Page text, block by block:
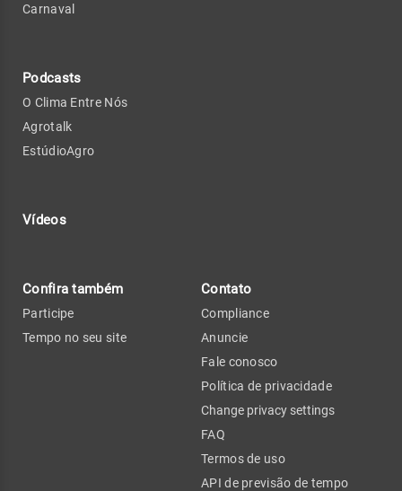
Carnaval
Podcasts
O Clima Entre Nós
Agrotalk
EstúdioAgro
Vídeos
Confira também
Participe
Tempo no seu site
Contato
Compliance
Anuncie
Fale conosco
Política de privacidade
Change privacy settings
FAQ
Termos de uso
API de previsão de tempo